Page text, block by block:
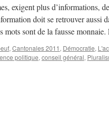
exigent plus d’informations,
doit se retrouver aussi
mots sont de la fausse
, Cantonales 2011 , Démocratie,
politique, conseil général,